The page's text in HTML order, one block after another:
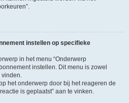
instellen op specifieke
in het menu “Onderwerp
instellen. Dit menu is zowel
het onderwerp door bij het reageren de
is geplaatst” aan te vinken.